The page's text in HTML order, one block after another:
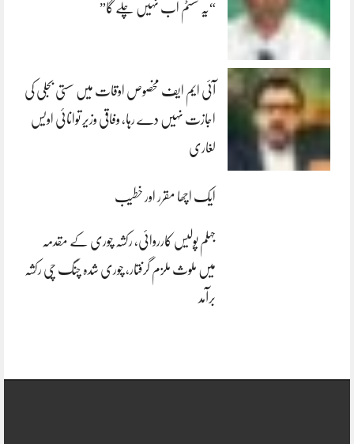
“یہ سسٹم اب نہیں چلے گا”
آئی ایم ایف مخصوص اوقات میں سستی بجلی کی
اجازت نہیں دے رہا، وفاقی وزیر توانائی اویس
لغاری
ایک اچھا مقرر اور خطیب
جہلم پولیس کارروائی، رکشہ چوری کے مقدمہ
میں ملوث ملزم گرفتار، چوری شدہ چنگ چی رکشہ
برآمد